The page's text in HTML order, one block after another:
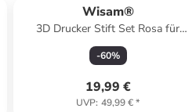
Wisam®
3D Drucker Stift Set Rosa für
Kinder Erwachsene mit 3 Farben
1.75mm
-60%
19,99 €
UVP: 49,99 €*